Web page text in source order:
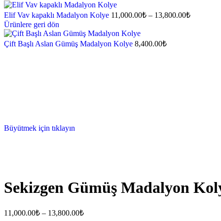
Elif Vav kapaklı Madalyon Kolye 11,000.00₺ – 13,800.00₺
Ürünlere geri dön
Çift Başlı Aslan Gümüş Madalyon Kolye 8,400.00₺
Büyütmek için tıklayın
Sekizgen Gümüş Madalyon
11,000.00₺ – 13,800.00₺